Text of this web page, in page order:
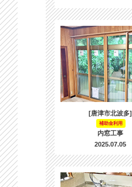
[唐津市北波多]
補助金利用
内窓工事
2025.07.05